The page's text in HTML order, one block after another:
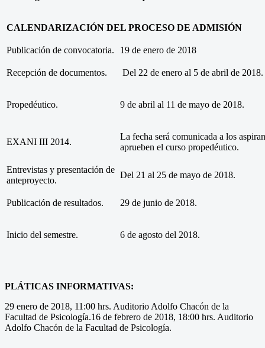
CALENDARIZACIÓN DEL PROCESO DE ADMISIÓN
Publicación de convocatoria. 19 de enero de 2018
Recepción de documentos. Del 22 de enero al 5 de abril de 2018.
Propedéutico. 9 de abril al 11 de mayo de 2018.
EXANI III 2014.
La fecha será comunicada a los
aprueben el curso propedéutico.
Entrevistas y presentación de
anteproyecto.
Del 21 al 25 de mayo de 2018.
Publicación de resultados. 29 de junio de 2018.
Inicio del semestre. 6 de agosto del 2018.
PLÁTICAS INFORMATIVAS:
29 enero de 2018, 11:00 hrs. Auditorio Adolfo Chacón de la
Facultad de Psicología.16 de febrero de 2018, 18:00 hrs. Auditorio
Adolfo Chacón de la Facultad de Psicología.